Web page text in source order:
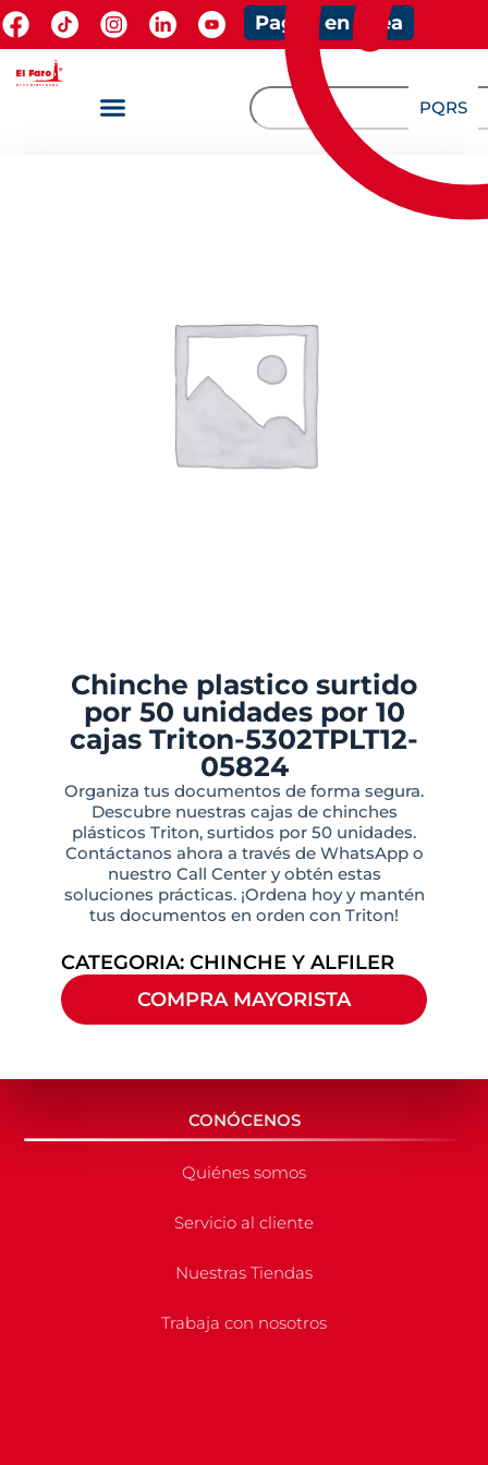
Pagos en línea
PQRS
Chinche plastico surtido
por 50 unidades por 10
cajas Triton-5302TPLT12-
05824
Organiza tus documentos de forma segura.
Descubre nuestras cajas de chinches
plásticos Triton, surtidos por 50 unidades.
Contáctanos ahora a través de WhatsApp o
nuestro Call Center y obtén estas
soluciones prácticas. ¡Ordena hoy y mantén
tus documentos en orden con Triton!
CATEGORIA: CHINCHE Y ALFILER
COMPRA MAYORISTA
CONÓCENOS
Quiénes somos
Servicio al cliente
Nuestras Tiendas
Trabaja con nosotros